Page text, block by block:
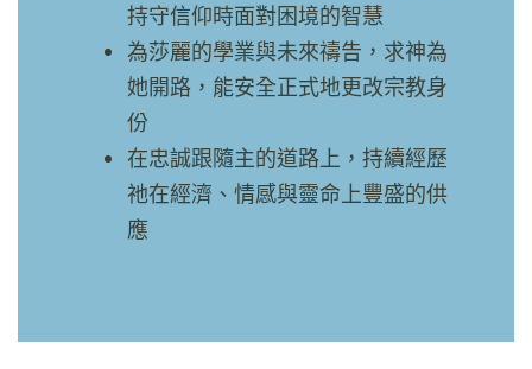
持守信仰時面對困境的智慧
為莎麗的學業與未來禱告，求神為
她開路，能安全正式地更改宗教身
份
在忠誠跟隨主的道路上，持續經歷
祂在經濟、情感與靈命上豐盛的供
應